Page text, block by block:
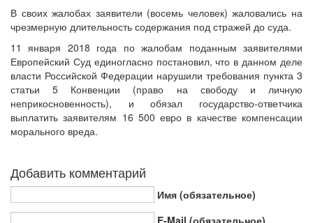
В своих жалобах заявители (восемь человек) жаловались на
чрезмерную длительность содержания под стражей до суда.
11 января 2018 года по жалобам поданным заявителями
Европейский Суд единогласно постановил, что в данном деле
власти Российской Федерации нарушили требования пункта 3
статьи 5 Конвенции (право на свободу и личную
неприкосновенность), и обязал государство-ответчика
выплатить заявителям 16 500 евро в качестве компенсации
морального вреда.
Добавить комментарий
Имя (обязательное)